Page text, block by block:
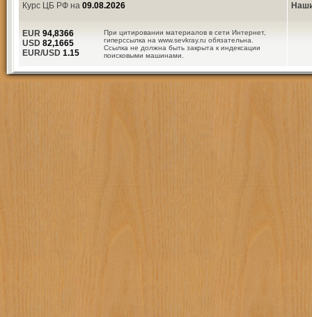
Курс ЦБ РФ на 09.08.2026
При цитировании материалов в сети Интернет,
гиперссылка на www.sevkray.ru обязательна.
Ссылка не должна быть закрыта к индексации
поисковыми машинами.
EUR 94,8366
USD 82,1665
EUR/USD 1.15